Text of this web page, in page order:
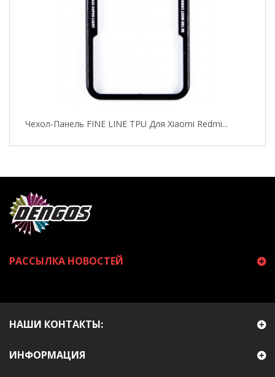
Чехол-Панель FINE LINE TPU Для Xiaomi Redmi...
РАССЫЛКА НОВОСТЕЙ
НАШИ КОНТАКТЫ:
ИНФОРМАЦИЯ